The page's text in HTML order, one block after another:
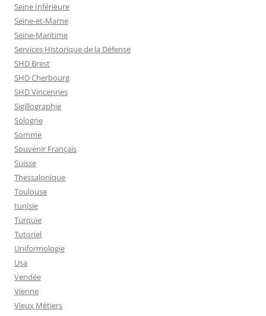
Seine Inférieure
Seine-et-Marne
Seine-Maritime
Services Historique de la Défense
SHD Brest
SHD Cherbourg
SHD Vincennes
Sigillographie
Sologne
Somme
Souvenir Français
Suisse
Thessalonique
Toulouse
tunisie
Turquie
Tutoriel
Uniformologie
Usa
Vendée
Vienne
Vieux Métiers